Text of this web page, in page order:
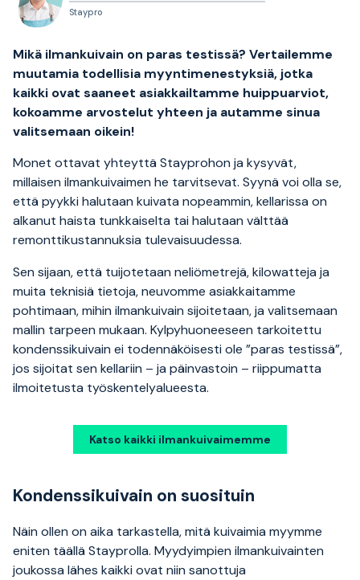
Staypro
Mikä ilmankuivain on paras testissä? Vertailemme
muutamia todellisia myyntimenestyksiä, jotka
kaikki ovat saaneet asiakkailtamme huippuarviot,
kokoamme arvostelut yhteen ja autamme sinua
valitsemaan oikein!
Monet ottavat yhteyttä Stayprohon ja kysyvät,
millaisen ilmankuivaimen he tarvitsevat. Syynä voi olla se,
että pyykki halutaan kuivata nopeammin, kellarissa on
alkanut haista tunkkaiselta tai halutaan välttää
remonttikustannuksia tulevaisuudessa.
Sen sijaan, että tuijotetaan neliömetrejä, kilowatteja ja
muita teknisiä tietoja, neuvomme asiakkaitamme
pohtimaan, mihin ilmankuivain sijoitetaan, ja valitsemaan
mallin tarpeen mukaan. Kylpyhuoneeseen tarkoitettu
kondenssikuivain ei todennäköisesti ole ”paras testissä”,
jos sijoitat sen kellariin – ja päinvastoin – riippumatta
ilmoitetusta työskentelyalueesta.
Katso kaikki ilmankuivaimemme
Kondenssikuivain on suosituin
Näin ollen on aika tarkastella, mitä kuivaimia myymme
eniten täällä Stayprolla. Myydyimpien ilmankuivainten
joukossa lähes kaikki ovat niin sanottuja